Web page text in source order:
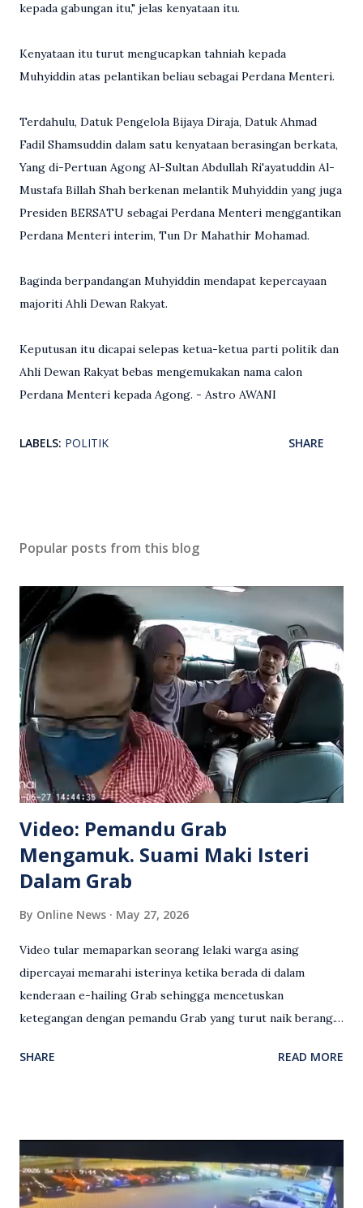
kepada gabungan itu," jelas kenyataan itu.
Kenyataan itu turut mengucapkan tahniah kepada
Muhyiddin atas pelantikan beliau sebagai Perdana Menteri.
Terdahulu, Datuk Pengelola Bijaya Diraja, Datuk Ahmad
Fadil Shamsuddin dalam satu kenyataan berasingan berkata,
Yang di-Pertuan Agong Al-Sultan Abdullah Ri'ayatuddin Al-
Mustafa Billah Shah berkenan melantik Muhyiddin yang juga
Presiden BERSATU sebagai Perdana Menteri menggantikan
Perdana Menteri interim, Tun Dr Mahathir Mohamad.
Baginda berpandangan Muhyiddin mendapat kepercayaan
majoriti Ahli Dewan Rakyat.
Keputusan itu dicapai selepas ketua-ketua parti politik dan
Ahli Dewan Rakyat bebas mengemukakan nama calon
Perdana Menteri kepada Agong. - Astro AWANI
LABELS: POLITIK SHARE
Popular posts from this blog
Video: Pemandu Grab
Mengamuk. Suami Maki Isteri
Dalam Grab
By Online News May 27, 2026
Video tular memaparkan seorang lelaki warga asing
dipercayai memarahi isterinya ketika berada di dalam
kenderaan e-hailing Grab sehingga mencetuskan
ketegangan dengan pemandu Grab yang turut naik berang.
antara seorang lelaki warga asing dengan pemandu Grab
Grab bertindak mempertahankan wanita terbabit sebelum
berlaku pertikaman lidah antara kedua-dua pihak. Video
berkenaan kini tular di media sosial dan mendapat pelbagai
SHARE READ MORE